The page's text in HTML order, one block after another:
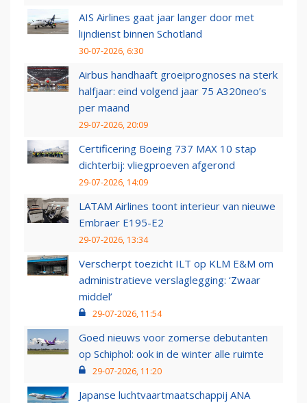
AIS Airlines gaat jaar langer door met
lijndienst binnen Schotland
30-07-2026, 6:30
Airbus handhaaft groeiprognoses na sterk
halfjaar: eind volgend jaar 75 A320neo’s
per maand
29-07-2026, 20:09
Certificering Boeing 737 MAX 10 stap
dichterbij: vliegproeven afgerond
29-07-2026, 14:09
LATAM Airlines toont interieur van nieuwe
Embraer E195-E2
29-07-2026, 13:34
Verscherpt toezicht ILT op KLM E&M om
administratieve verslaglegging: ‘Zwaar
middel’
29-07-2026, 11:54
Goed nieuws voor zomerse debutanten
op Schiphol: ook in de winter alle ruimte
29-07-2026, 11:20
Japanse luchtvaartmaatschappij ANA